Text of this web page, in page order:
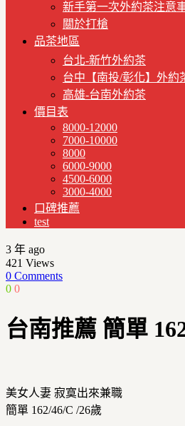
新手第一次外約茶注意
關於打槍
品茶地區
台北-新竹外約茶
台中【南投/彰化】外約
高雄-台南外約茶
價目表
8000-12000
7000-10000
8000
6000-9000
4500-6000
3000-4000
口碑推薦
test
3 年 ago
421 Views
0 Comments
0 0
台南推薦 簡單
美女人妻 寂寞出來兼職
簡單 162/46/C /26歲